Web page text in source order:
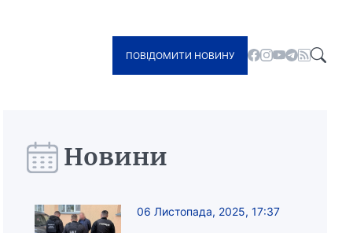
ПОВІДОМИТИ НОВИНУ
Новини
06 Листопада, 2025, 17:37